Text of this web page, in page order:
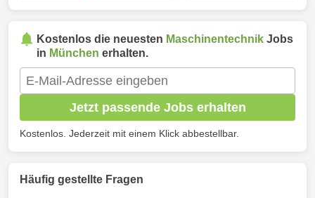
Kostenlos die neuesten Maschinentechnik Jobs
in München erhalten.
Jetzt passende Jobs erhalten
Kostenlos. Jederzeit mit einem Klick abbestellbar.
Häufig gestellte Fragen